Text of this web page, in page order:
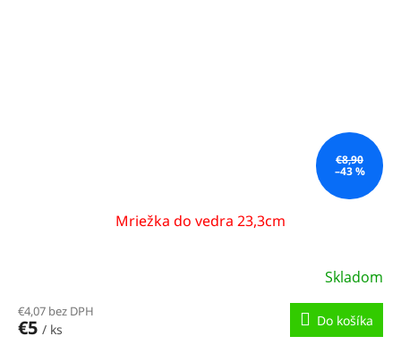
€8,90
–43 %
Mriežka do vedra 23,3cm
Skladom
€4,07 bez DPH
€5 / ks
Do košíka